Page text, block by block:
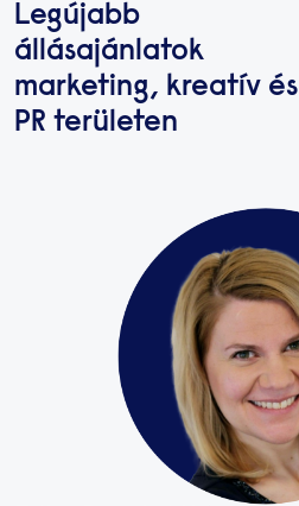
Legújabb
állásajánlatok
marketing, kreatív és
PR területen